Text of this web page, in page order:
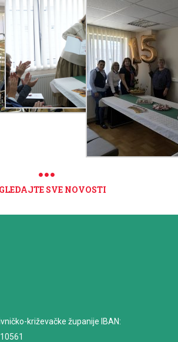
SVE NOVOSTI
križevačke županije IBAN: